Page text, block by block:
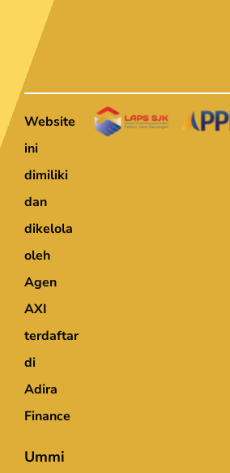
Website
ini
dimiliki
dan
dikelola
oleh
Agen
AXI
terdaftar
di
Adira
Finance
Ummi